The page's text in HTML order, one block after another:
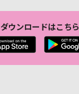
ダウンロードはこちら